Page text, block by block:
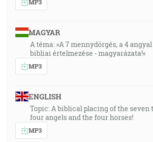
MAGYAR
A téma: »A 7 mennydörgés, a 4
bibliai értelmezése - magyarázata!«
MP3
ENGLISH
Topic: A biblical placing of the seven
four angels and the four horses!
MP3